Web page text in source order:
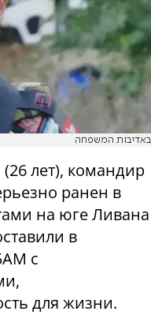
באדיבות המשפחה
лет), командир
ранен в
на юге Ливана
в
с
для жизни.